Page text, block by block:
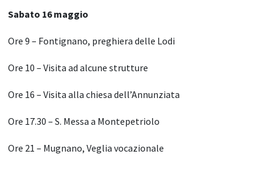
Sabato 16 maggio
Ore 9 – Fontignano, preghiera delle Lodi
Ore 10 – Visita ad alcune strutture
Ore 16 – Visita alla chiesa dell’Annunziata
Ore 17.30 – S. Messa a Montepetriolo
Ore 21 – Mugnano, Veglia vocazionale